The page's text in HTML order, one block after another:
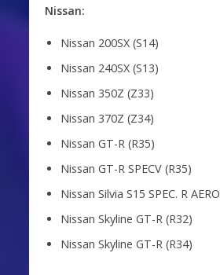
Nissan:
Nissan 200SX (S14)
Nissan 240SX (S13)
Nissan 350Z (Z33)
Nissan 370Z (Z34)
Nissan GT-R (R35)
Nissan GT-R SPECV (R35)
Nissan Silvia S15 SPEC. R AERO
Nissan Skyline GT-R (R32)
Nissan Skyline GT-R (R34)